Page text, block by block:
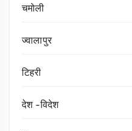
चमोली
ज्वालापुर
टिहरी
देश -विदेश